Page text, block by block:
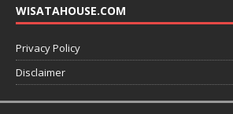
WISATAHOUSE.COM
Privacy Policy
Disclaimer